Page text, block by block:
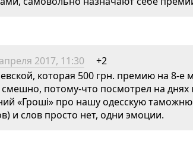
2017, 11:30
+2
которая 500 грн. премию на 8-е
потому-что посмотрел на
«Гроші» про нашу одесскую
и слов просто нет, одни эмоции.